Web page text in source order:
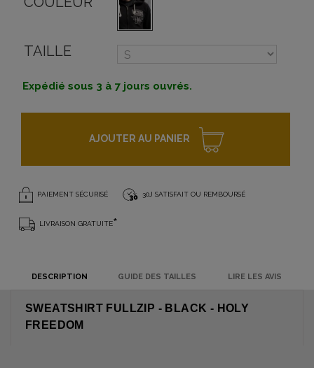
TAILLE
Expédié sous 3 à 7 jours ouvrés.
AJOUTER AU PANIER
PAIEMENT SÉCURISÉ 30J SATISFAIT OU REMBOURSÉ
LIVRAISON GRATUITE*
DESCRIPTION GUIDE DES TAILLES LIRE LES AVIS
SWEATSHIRT FULLZIP - BLACK - HOLY
FREEDOM